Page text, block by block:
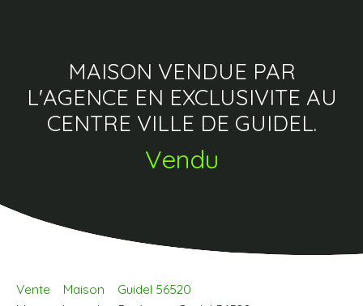
MAISON VENDUE PAR
L'AGENCE EN EXCLUSIVITE AU
CENTRE VILLE DE GUIDEL.
Vendu
Vente Maison
Guidel 56520